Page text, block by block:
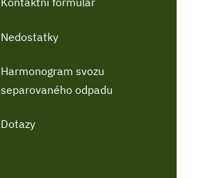
Nedostatky
Harmonogram svozu
separovaného odpadu
Dotazy